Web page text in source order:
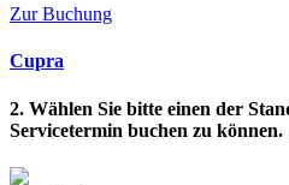
Zur Buchung
Cupra
2. Wählen Sie bitte einen der
Servicetermin buchen zu können.